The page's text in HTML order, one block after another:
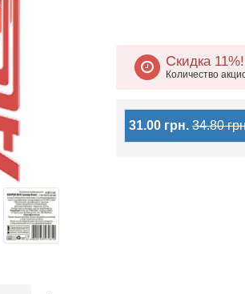
Скидка
Количество
31.00 грн. 34.80